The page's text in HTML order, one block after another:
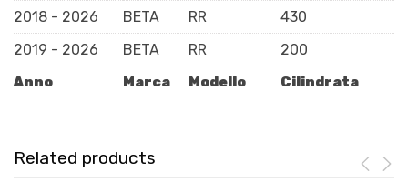
Anno Marca Modello Cilindrata
2018 - 2026
BETA RR
430
2019 - 2026
BETA RR 200
Related products